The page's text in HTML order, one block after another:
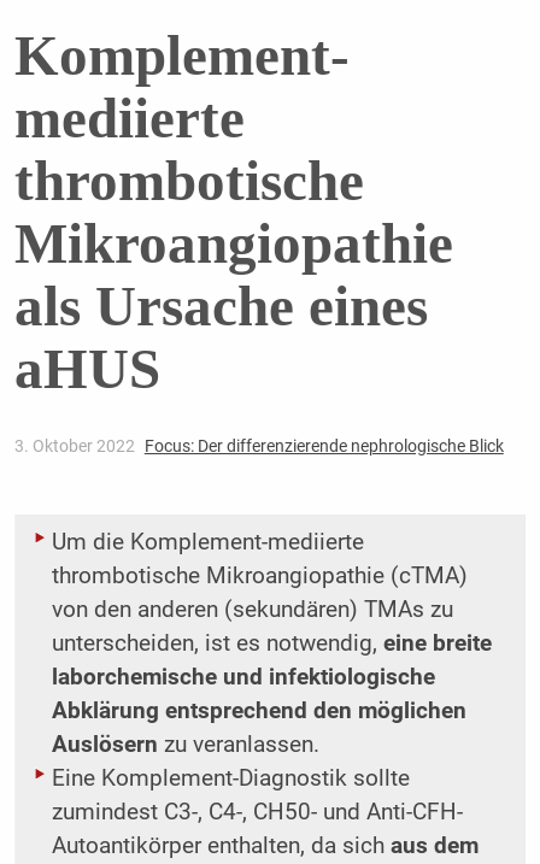
Komplement-
mediierte
thrombotische
Mikroangiopathie
als Ursache eines
aHUS
3. Oktober 2022 Focus: Der differenzierende nephrologische Blick
Um die Komplement-mediierte
thrombotische Mikroangiopathie (cTMA)
von den anderen (sekundären) TMAs zu
unterscheiden, ist es notwendig, eine breite
laborchemische und infektiologische
Abklärung entsprechend den möglichen
Auslösern zu veranlassen.
Eine Komplement-Diagnostik sollte
zumindest C3-, C4-, CH50- und Anti-CFH-
Autoantikörper enthalten, da sich aus dem